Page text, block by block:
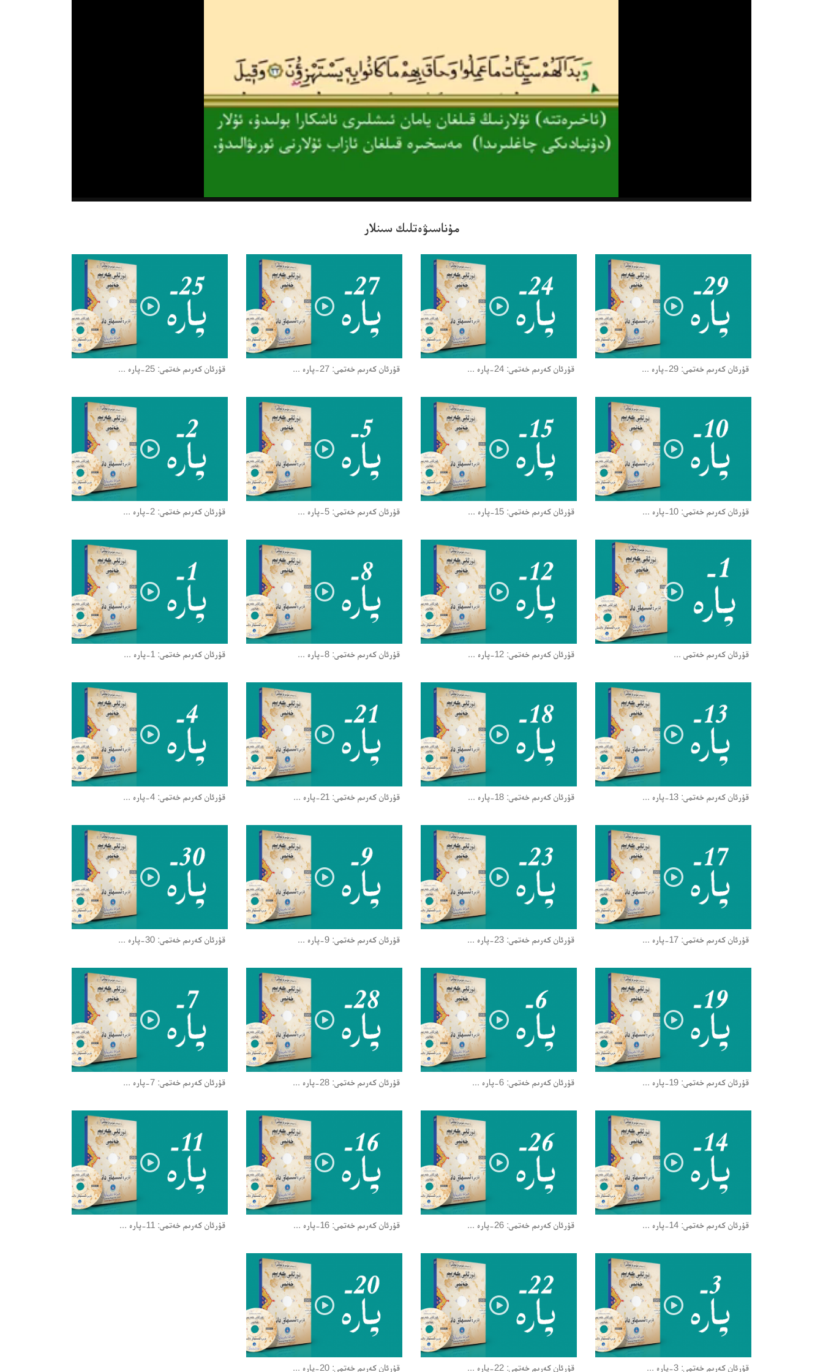
مۇناسىۋەتلىك سىنلار
قۇرئان كەرىم خەتمى: 29-پارە ... قۇرئان كەرىم خەتمى: 24-پارە ... قۇرئان كەرىم خەتمى: 27-پارە ... قۇرئان كەرىم خەتمى: 25-پارە ...
قۇرئان كەرىم خەتمى: 10-پارە ... قۇرئان كەرىم خەتمى: 15-پارە ... قۇرئان كەرىم خەتمى: 5-پارە ... قۇرئان كەرىم خەتمى: 2-پارە ...
قۇرئان كەرىم خەتمى ... قۇرئان كەرىم خەتمى: 12-پارە ... قۇرئان كەرىم خەتمى: 8-پارە ... قۇرئان كەرىم خەتمى: 1-پارە ...
قۇرئان كەرىم خەتمى: 13-پارە ... قۇرئان كەرىم خەتمى: 18-پارە ... قۇرئان كەرىم خەتمى: 21-پارە ... قۇرئان كەرىم خەتمى: 4-پارە ...
قۇرئان كەرىم خەتمى: 17-پارە ... قۇرئان كەرىم خەتمى: 23-پارە ... قۇرئان كەرىم خەتمى: 9-پارە ... قۇرئان كەرىم خەتمى: 30-پارە ...
قۇرئان كەرىم خەتمى: 19-پارە ... قۇرئان كەرىم خەتمى: 6-پارە ... قۇرئان كەرىم خەتمى: 28-پارە ... قۇرئان كەرىم خەتمى: 7-پارە ...
قۇرئان كەرىم خەتمى: 14-پارە ... قۇرئان كەرىم خەتمى: 26-پارە ... قۇرئان كەرىم خەتمى: 16-پارە ... قۇرئان كەرىم خەتمى: 11-پارە ...
قۇرئان كەرىم خەتمى: 3-پارە ... قۇرئان كەرىم خەتمى: 22-پارە ... قۇرئان كەرىم خەتمى: 20-پارە ...